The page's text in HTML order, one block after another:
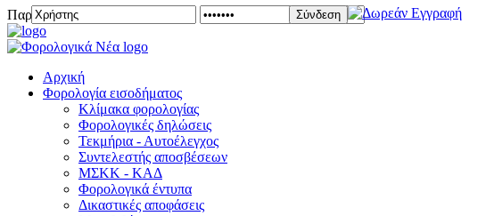
Παρασκευή 07 Αυγούστου 2026
Αρχική
Φορολογία εισοδήματος
Κλίμακα φορολογίας
Φορολογικές δηλώσεις
Τεκμήρια - Αυτοέλεγχος
Συντελεστής αποσβέσεων
ΜΣKΚ - ΚΑΔ
Φορολογικά έντυπα
Δικαστικές αποφάσεις
Σύνδεση